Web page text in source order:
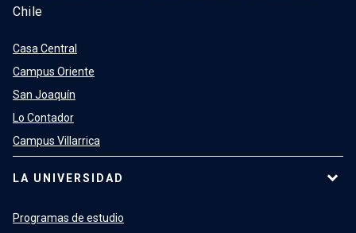
Chile
Casa Central
Campus Oriente
San Joaquín
Lo Contador
Campus Villarrica
LA UNIVERSIDAD
Programas de estudio